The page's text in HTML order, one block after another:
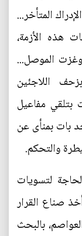
المتأخر...
هذه الأزمة،
الموصل...
اللاجئين
بتلقي مفاعيل
بات بمنأى عن
والتحكم.
لتسويات
صناع القرار
بالبحث